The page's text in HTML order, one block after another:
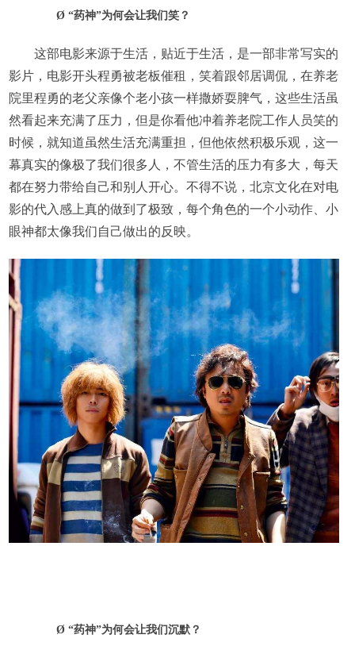
Ø “药神”为何会让我们笑？
这部电影来源于生活，贴近于生活，是一部非常写实的
影片，电影开头程勇被老板催租，笑着跟邻居调侃，在养老
院里程勇的老父亲像个老小孩一样撒娇耍脾气，这些生活虽
然看起来充满了压力，但是你看他冲着养老院工作人员笑的
时候，就知道虽然生活充满重担，但他依然积极乐观，这一
幕真实的像极了我们很多人，不管生活的压力有多大，每天
都在努力带给自己和别人开心。不得不说，北京文化在对电
影的代入感上真的做到了极致，每个角色的一个小动作、小
眼神都太像我们自己做出的反映。
Ø “药神”为何会让我们沉默？